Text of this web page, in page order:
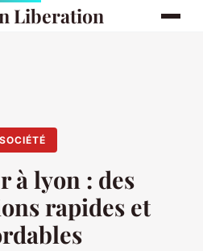
Liberation
SOCIÉTÉ
à lyon : des
rapides et